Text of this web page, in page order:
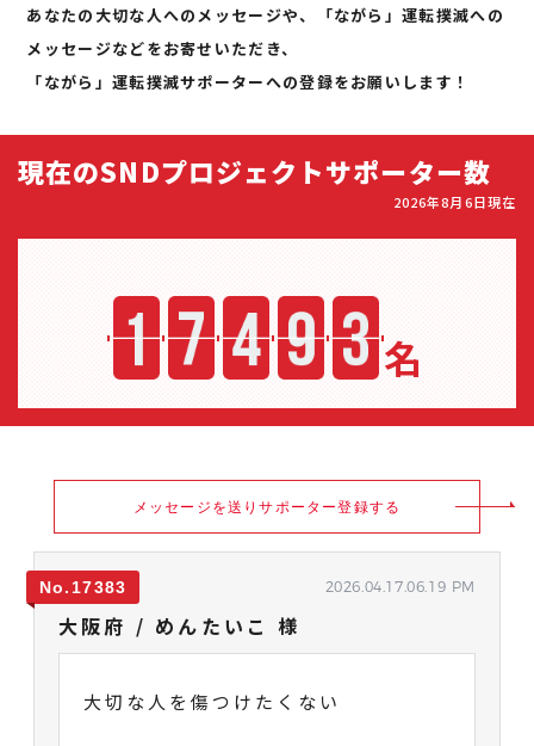
あなたの大切な人へのメッセージや、「ながら」運転撲滅への
メッセージなどをお寄せいただき、
「ながら」運転撲滅サポーターへの登録をお願いします！
現在のSNDプロジェクトサポーター数
2026年8月6日現在
名
メッセージを送りサポーター登録する
2026.04.17.06.19 PM
17383
大阪府 / めんたいこ 様
大切な人を傷つけたくない